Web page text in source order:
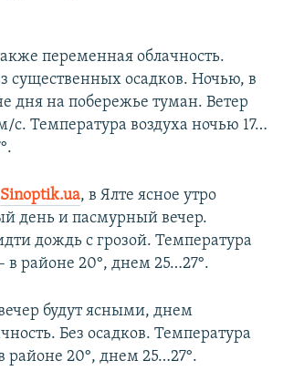
переменная облачность.
существенных осадков. Ночью, в
дня на побережье туман. Ветер
с. Температура воздуха ночью 17…
Sinoptik.ua, в Ялте ясное утро
день и пасмурный вечер.
дождь c грозой. Температура
в районе 20°, днем 25…27°.
будут ясными, днем
Без осадков. Температура
районе 20°, днем 25…27°.